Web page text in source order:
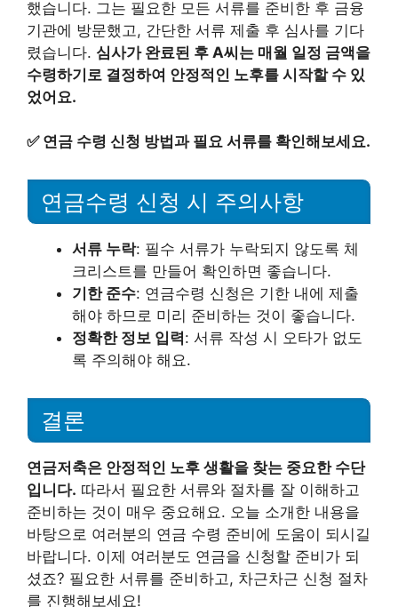
했습니다. 그는 필요한 모든 서류를 준비한 후 금융
기관에 방문했고, 간단한 서류 제출 후 심사를 기다
렸습니다. 심사가 완료된 후 A씨는 매월 일정 금액을
수령하기로 결정하여 안정적인 노후를 시작할 수 있
었어요.
✅ 연금 수령 신청 방법과 필요 서류를 확인해보세요.
연금수령 신청 시 주의사항
서류 누락: 필수 서류가 누락되지 않도록 체
크리스트를 만들어 확인하면 좋습니다.
기한 준수: 연금수령 신청은 기한 내에 제출
해야 하므로 미리 준비하는 것이 좋습니다.
정확한 정보 입력: 서류 작성 시 오타가 없도
록 주의해야 해요.
결론
연금저축은 안정적인 노후 생활을 찾는 중요한 수단
입니다. 따라서 필요한 서류와 절차를 잘 이해하고
준비하는 것이 매우 중요해요. 오늘 소개한 내용을
바탕으로 여러분의 연금 수령 준비에 도움이 되시길
바랍니다. 이제 여러분도 연금을 신청할 준비가 되
셨죠? 필요한 서류를 준비하고, 차근차근 신청 절차
를 진행해보세요!